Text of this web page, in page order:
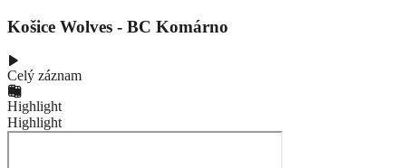
Košice Wolves - BC Komárno
Celý záznam
Highlight
Highlight